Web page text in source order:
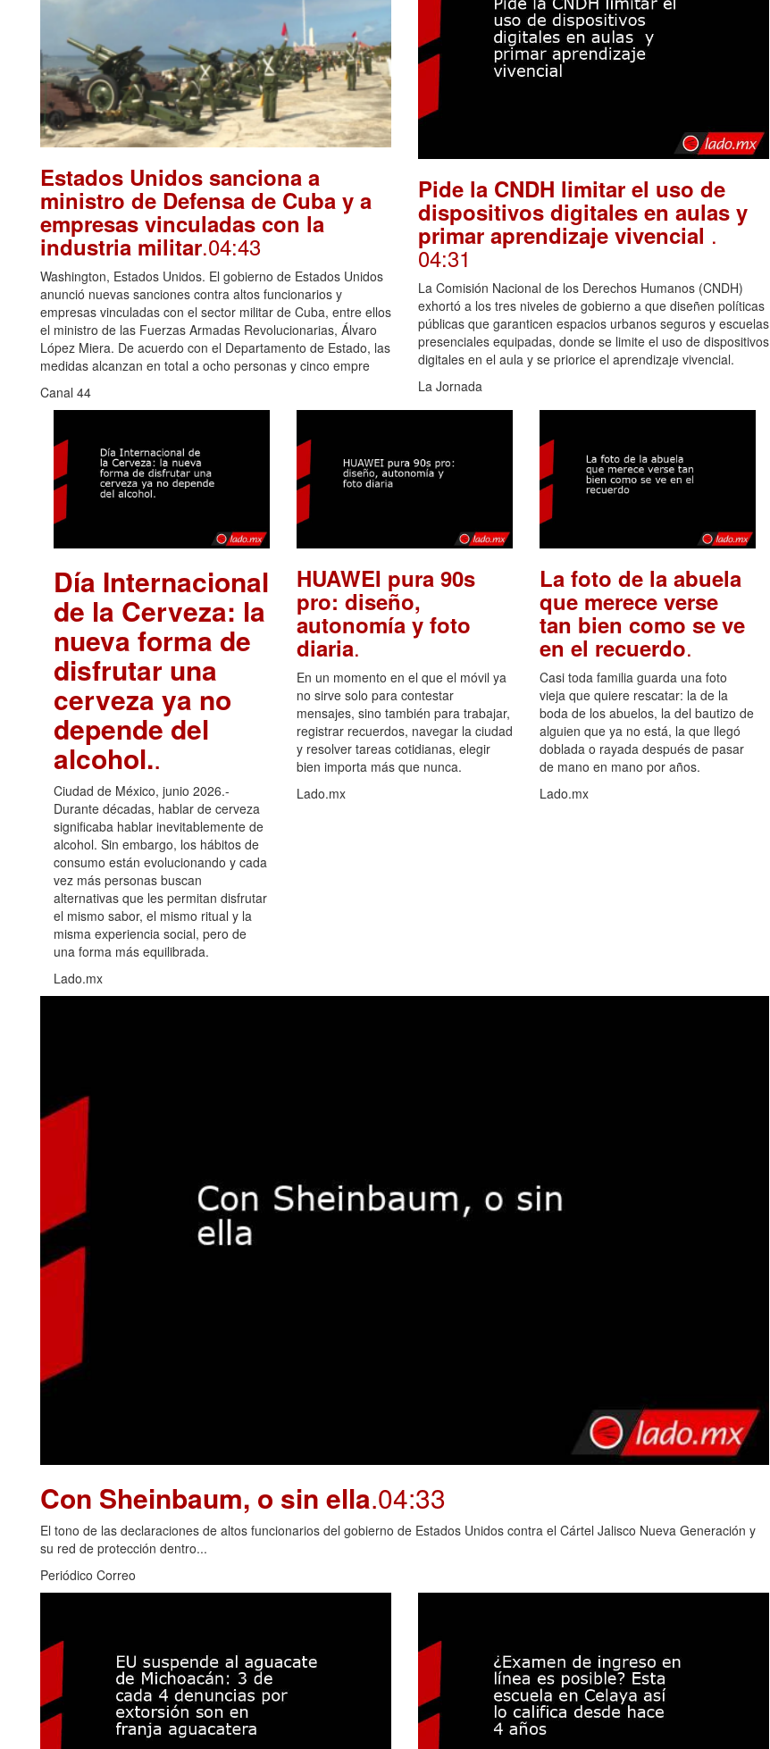
Estados Unidos sanciona a
ministro de Defensa de Cuba y a
empresas vinculadas con la
industria militar.04:43
Washington, Estados Unidos. El gobierno de Estados Unidos
anunció nuevas sanciones contra altos funcionarios y
empresas vinculadas con el sector militar de Cuba, entre ellos
el ministro de las Fuerzas Armadas Revolucionarias, Álvaro
López Miera. De acuerdo con el Departamento de Estado, las
medidas alcanzan en total a ocho personas y cinco empre
Canal 44
Pide la CNDH limitar el uso de
dispositivos digitales en aulas y
primar aprendizaje vivencial .
04:31
La Comisión Nacional de los Derechos Humanos (CNDH)
exhortó a los tres niveles de gobierno a que diseñen políticas
públicas que garanticen espacios urbanos seguros y escuelas
presenciales equipadas, donde se limite el uso de dispositivos
digitales en el aula y se priorice el aprendizaje vivencial.
La Jornada
Día Internacional
de la Cerveza: la
nueva forma de
disfrutar una
cerveza ya no
depende del
alcohol..
Ciudad de México, junio 2026.-
Durante décadas, hablar de cerveza
significaba hablar inevitablemente de
alcohol. Sin embargo, los hábitos de
consumo están evolucionando y cada
vez más personas buscan
alternativas que les permitan disfrutar
el mismo sabor, el mismo ritual y la
misma experiencia social, pero de
una forma más equilibrada.
Lado.mx
HUAWEI pura 90s
pro: diseño,
autonomía y foto
diaria.
En un momento en el que el móvil ya
no sirve solo para contestar
mensajes, sino también para trabajar,
registrar recuerdos, navegar la ciudad
y resolver tareas cotidianas, elegir
bien importa más que nunca.
Lado.mx
La foto de la abuela
que merece verse
tan bien como se ve
en el recuerdo.
Casi toda familia guarda una foto
vieja que quiere rescatar: la de la
boda de los abuelos, la del bautizo de
alguien que ya no está, la que llegó
doblada o rayada después de pasar
de mano en mano por años.
Lado.mx
Con Sheinbaum, o sin ella.04:33
El tono de las declaraciones de altos funcionarios del gobierno de Estados Unidos contra el Cártel Jalisco Nueva Generación y
su red de protección dentro...
Periódico Correo